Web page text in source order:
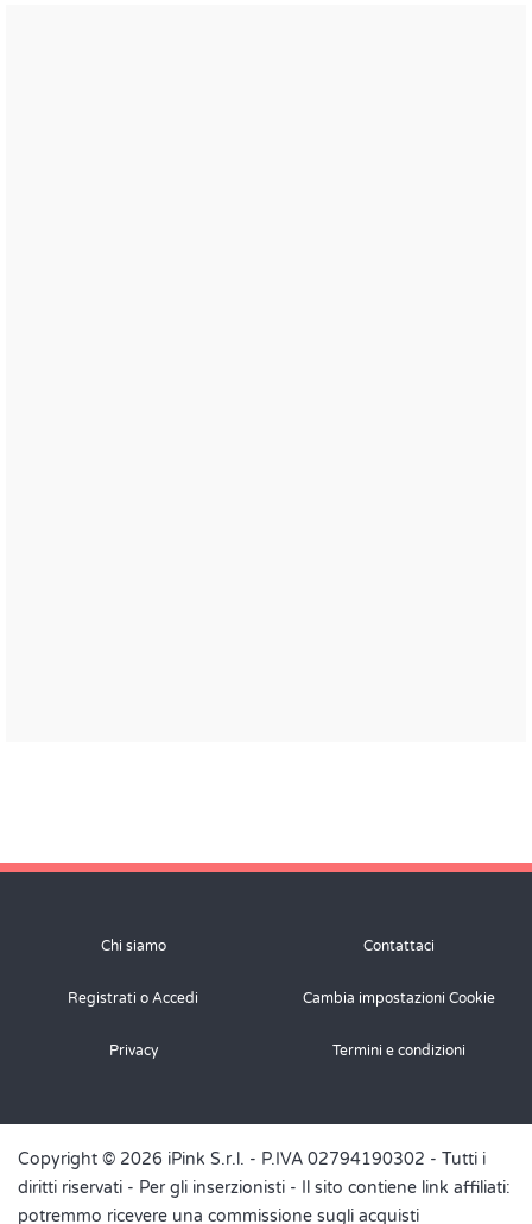
Chi siamo Contattaci
Registrati o Accedi Cambia impostazioni Cookie
Privacy Termini e condizioni
Copyright © 2026 iPink S.r.l. - P.IVA 02794190302 - Tutti i
diritti riservati - Per gli inserzionisti - Il sito contiene link affiliati:
potremmo ricevere una commissione sugli acquisti